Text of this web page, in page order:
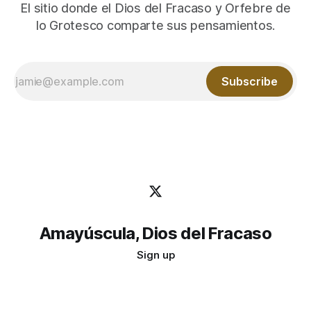
El sitio donde el Dios del Fracaso y Orfebre de
lo Grotesco comparte sus pensamientos.
Subscribe
Amayúscula, Dios del Fracaso
Sign up